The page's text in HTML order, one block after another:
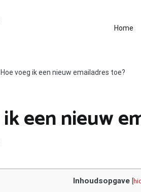
Home
Hoe voeg ik een nieuw emailadres toe?
een nieuw
Inhoudsopgave [